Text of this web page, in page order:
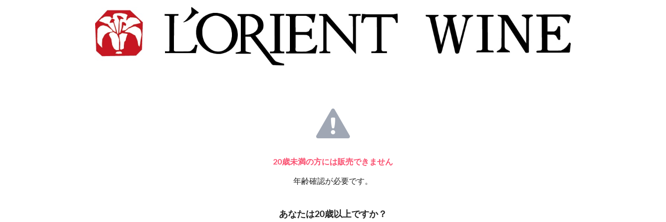
20歳未満の方には販売できません
年齢確認が必要です。
あなたは20歳以上ですか？